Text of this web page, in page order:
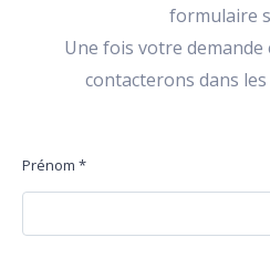
formulaire
Une fois votre demande
contacterons dans
Prénom *